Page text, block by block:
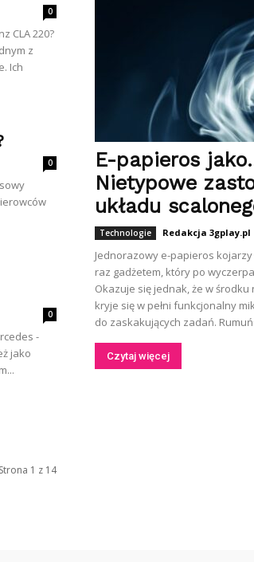
0
CLA 220?
z
Ich
0
0
-
jako
Strona 1 z 14
E-papieros
Nietypowe
układu
Technologie Redakcja 3gplay.pl
Jednorazowy e-papieros
raz gadżetem, który po
Okazuje się jednak, że w
kryje się w pełni funkcjonalny
do zaskakujących zadań.
Czytaj więcej